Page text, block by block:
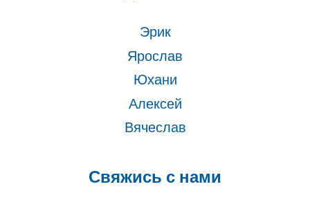
Эрик
Ярослав
Юхани
Алексей
Вячеслав
Свяжись с нами